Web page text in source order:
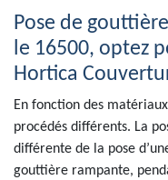
Pose de
le 16500, optez
Hortica
En fonction des
procédés différents. La
différente de la pose
gouttière rampante,